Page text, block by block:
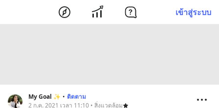
เข้าสู่ระบบ
My Goal ✨ • ติดตาม
2 ก.ค. 2021 เวลา 11:10 • สิ่งแวดล้อม